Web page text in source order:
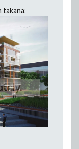
takana: